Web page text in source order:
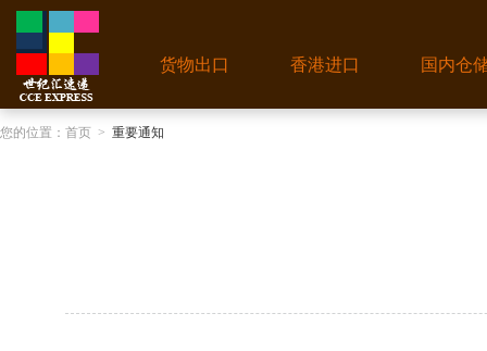
货物出口 香港进口 国内仓
您的位置： 首页 > 重要通知